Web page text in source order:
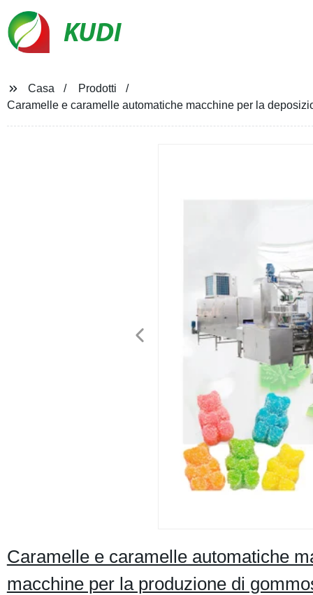
KUDI
Casa
Prodotti
Caramelle e caramelle automatiche macchine per la
Caramelle e caramelle automatiche
macchine per la produzione di